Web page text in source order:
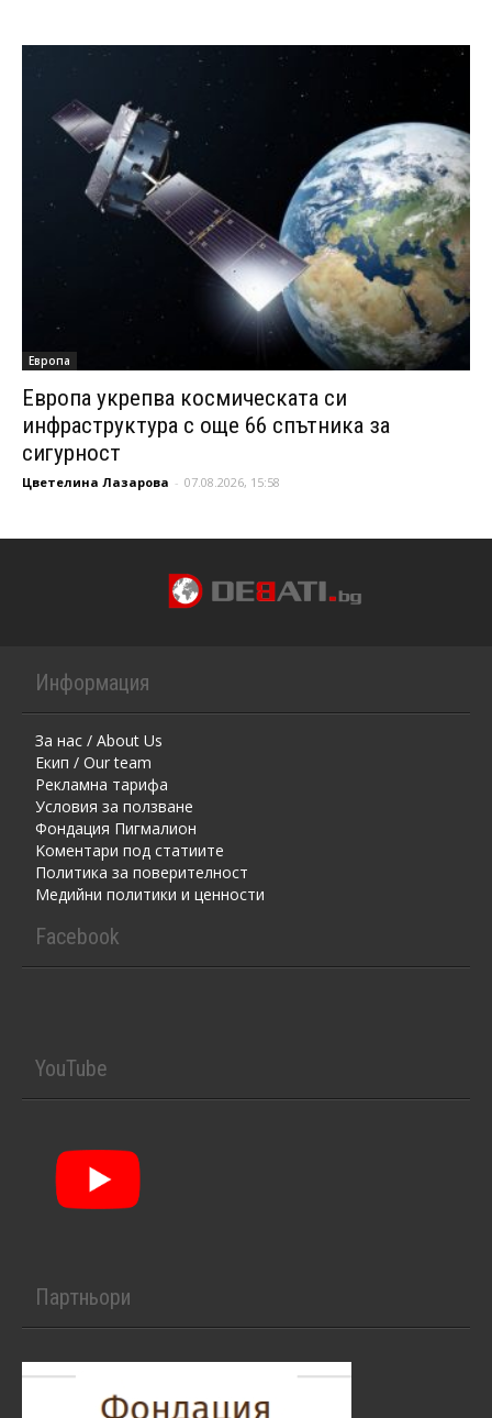
Европа
Европа укрепва космическата си
инфраструктура с още 66 спътника за
сигурност
Цветелина Лазарова - 07.08.2026, 15:58
Информация
За нас / About Us
Екип / Our team
Рекламна тарифа
Условия за ползване
Фондация Пигмалион
Kоментaри под статиите
Политика за поверителност
Медийни политики и ценности
Facebook
YouTube
Партньори